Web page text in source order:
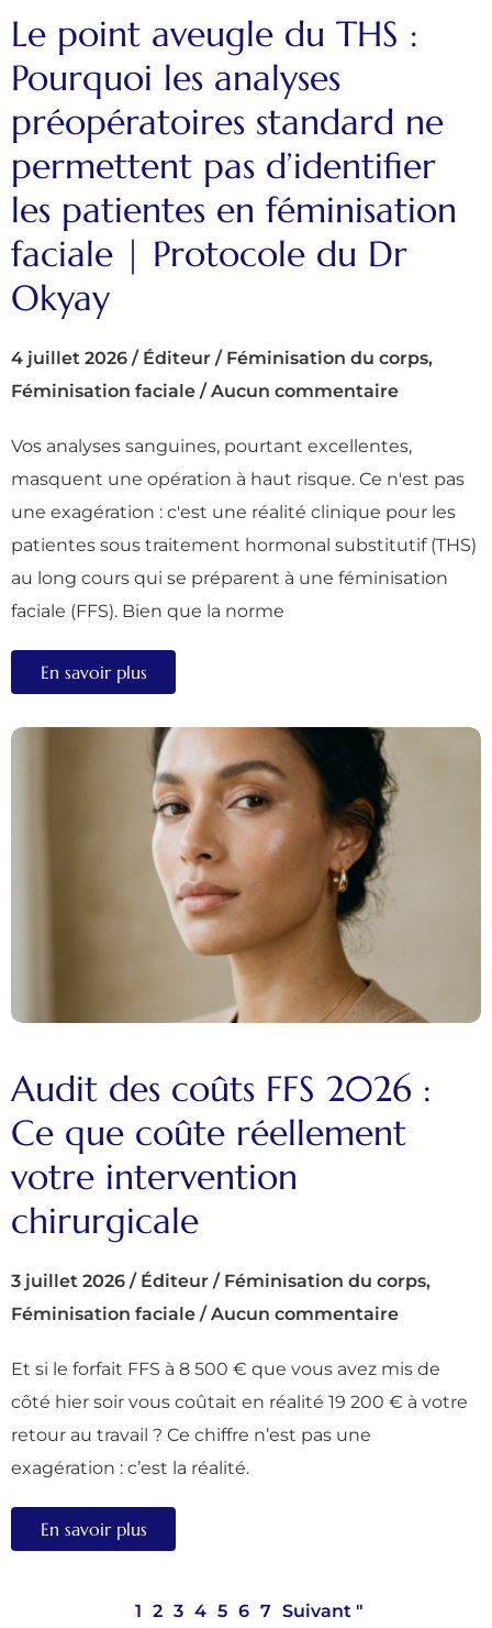
Le point aveugle du THS :
Pourquoi les analyses
préopératoires standard ne
permettent pas d’identifier
les patientes en féminisation
faciale | Protocole du Dr
Okyay
4 juillet 2026 / Éditeur / Féminisation du corps,
Féminisation faciale / Aucun commentaire
Vos analyses sanguines, pourtant excellentes,
masquent une opération à haut risque. Ce n'est pas
une exagération : c'est une réalité clinique pour les
patientes sous traitement hormonal substitutif (THS)
au long cours qui se préparent à une féminisation
faciale (FFS). Bien que la norme
En savoir plus
Audit des coûts FFS 2026 :
Ce que coûte réellement
votre intervention
chirurgicale
3 juillet 2026 / Éditeur / Féminisation du corps,
Féminisation faciale / Aucun commentaire
Et si le forfait FFS à 8 500 € que vous avez mis de
côté hier soir vous coûtait en réalité 19 200 € à votre
retour au travail ? Ce chiffre n’est pas une
exagération : c’est la réalité.
En savoir plus
1 2 3 4 5 6 7 Suivant "